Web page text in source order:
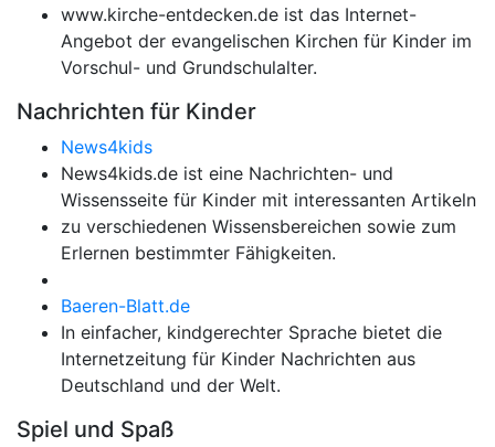
www.kirche-entdecken.de ist das Internet-
Angebot der evangelischen Kirchen für Kinder im
Vorschul- und Grundschulalter.
Nachrichten für Kinder
News4kids
News4kids.de ist eine Nachrichten- und
Wissensseite für Kinder mit interessanten Artikeln
zu verschiedenen Wissensbereichen sowie zum
Erlernen bestimmter Fähigkeiten.
Baeren-Blatt.de
In einfacher, kindgerechter Sprache bietet die
Internetzeitung für Kinder Nachrichten aus
Deutschland und der Welt.
Spiel und Spaß